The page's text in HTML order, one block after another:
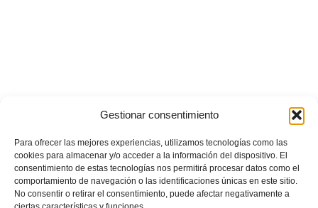
Gestionar consentimiento
Para ofrecer las mejores experiencias, utilizamos tecnologías como las
cookies para almacenar y/o acceder a la información del dispositivo. El
consentimiento de estas tecnologías nos permitirá procesar datos como el
comportamiento de navegación o las identificaciones únicas en este sitio.
No consentir o retirar el consentimiento, puede afectar negativamente a